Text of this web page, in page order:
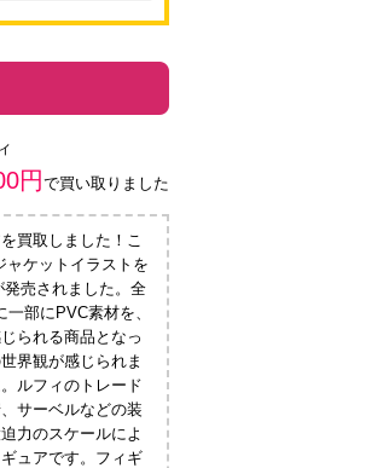
円で買い取りました
買取しました！こ
ャケットイラストを
売されました。全
部にPVC素材を、
られる商品となっ
界観が感じられま
ルフィのトレード
サーベルなどの装
力のスケールによ
ュアです。フィギ